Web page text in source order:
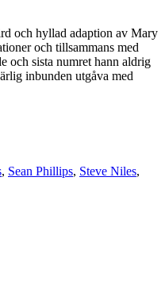
och hyllad adaption av Mary
och tillsammans med
och sista numret hann aldrig
inbunden utgåva med
, Sean Phillips, Steve Niles,